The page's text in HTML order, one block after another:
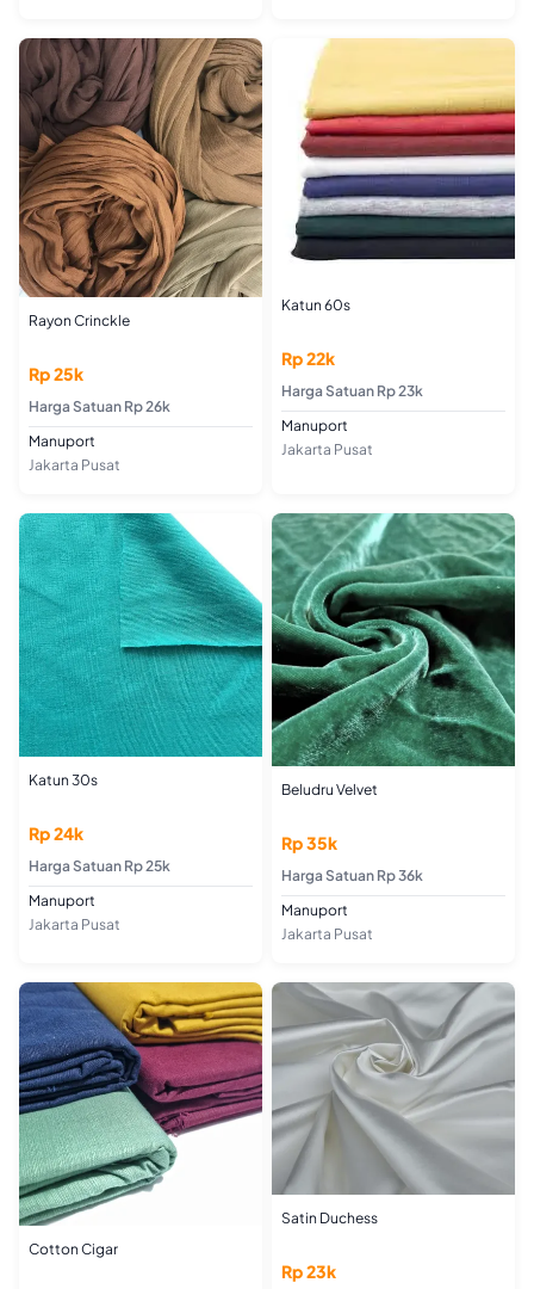
Rayon Crinckle
Rp 25k
Harga Satuan Rp 26k
Manuport
Jakarta Pusat
Katun 60s
Rp 22k
Harga Satuan Rp 23k
Manuport
Jakarta Pusat
Katun 30s
Rp 24k
Harga Satuan Rp 25k
Manuport
Jakarta Pusat
Beludru Velvet
Rp 35k
Harga Satuan Rp 36k
Manuport
Jakarta Pusat
Cotton Cigar
Satin Duchess
Rp 23k